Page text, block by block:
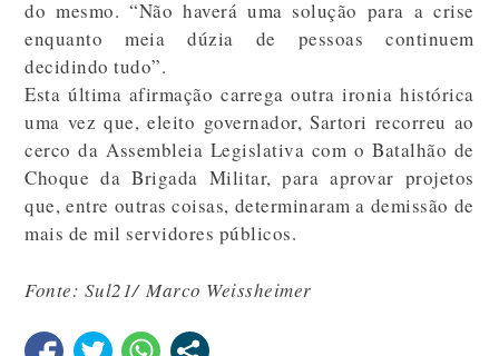
do mesmo. “Não haverá uma solução para a crise
enquanto meia dúzia de pessoas continuem
decidindo tudo”.
Esta última afirmação carrega outra ironia histórica
uma vez que, eleito governador, Sartori recorreu ao
cerco da Assembleia Legislativa com o Batalhão de
Choque da Brigada Militar, para aprovar projetos
que, entre outras coisas, determinaram a demissão de
mais de mil servidores públicos.
Fonte: Sul21/ Marco Weissheimer